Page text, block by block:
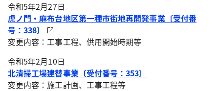
令和5年2月27日
虎ノ門・麻布台地区第一種市街地再開発事業〔受付番
号：338〕
変更内容：工事工程、供用開始時期等
令和5年2月10日
北清掃工場建替事業〔受付番号：353〕
変更内容：施工計画、工事工程等